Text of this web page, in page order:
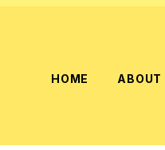
HOME ABOUT